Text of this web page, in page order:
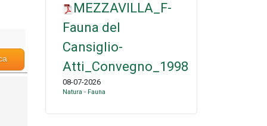
MEZZAVILLA_F-
Fauna del
Cansiglio-
Atti_Convegno_1998
08-07-2026
Natura - Fauna